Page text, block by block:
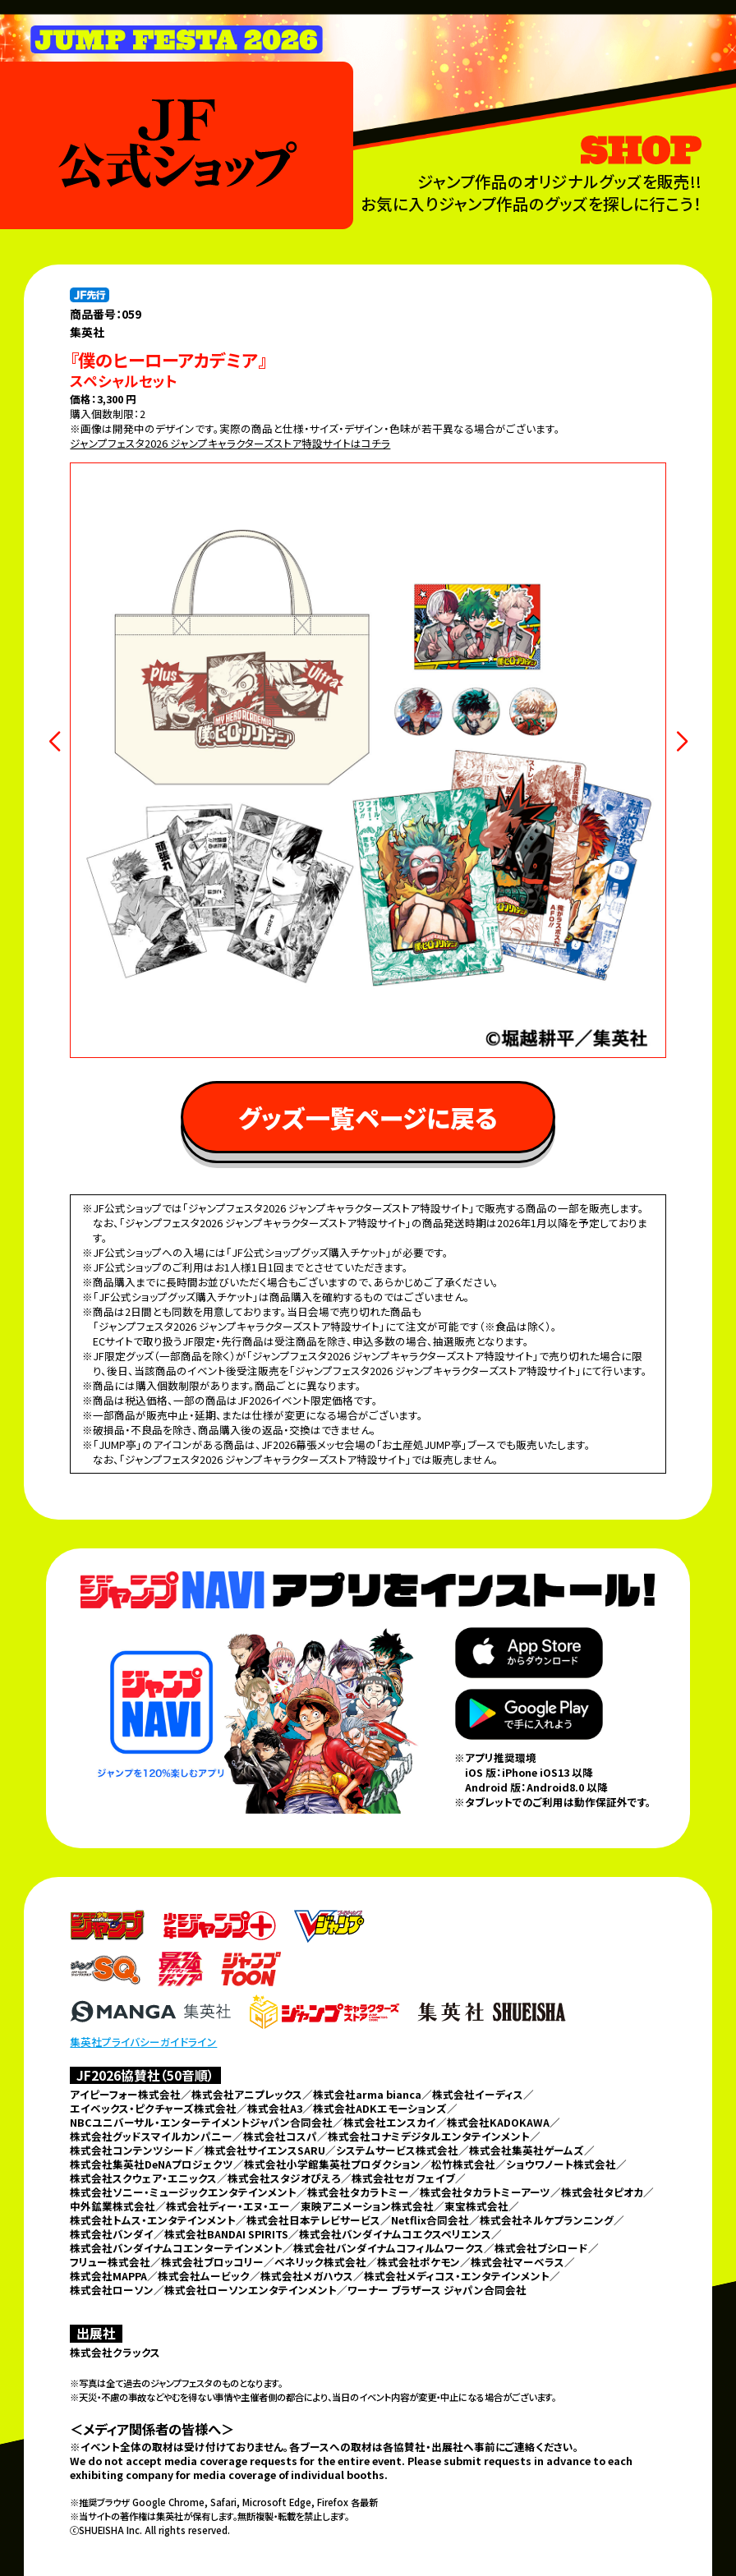
ジャンプ作品のオリジナルグッズを販売!!
お気に入りジャンプ作品のグッズを探しに行こう！
商品番号：059
集英社
『僕のヒーローアカデミア』
スペシャルセット
価格：3,300 円
購入個数制限：2
※画像は開発中のデザインです。実際の商品と仕様・サイズ・デザイン・色味が若干異なる場合がございます。
ジャンプフェスタ2026 ジャンプキャラクターズストア特設サイトはコチラ
グッズ一覧ページに戻る
※JF公式ショップでは「ジャンプフェスタ2026 ジャンプキャラクターズストア特設サイト」で販売する商品の一部を販売します。
なお、「ジャンプフェスタ2026 ジャンプキャラクターズストア特設サイト」の商品発送時期は2026年1月以降を予定しておりま
す。
※JF公式ショップへの入場には「JF公式ショップグッズ購入チケット」が必要です。
※JF公式ショップのご利用はお1人様1日1回までとさせていただきます。
※商品購入までに長時間お並びいただく場合もございますので、あらかじめご了承ください。
※「JF公式ショップグッズ購入チケット」は商品購入を確約するものではございません。
※商品は2日間とも同数を用意しております。当日会場で売り切れた商品も
「ジャンプフェスタ2026 ジャンプキャラクターズストア特設サイト」にて注文が可能です（※食品は除く）。
ECサイトで取り扱うJF限定・先行商品は受注商品を除き、申込多数の場合、抽選販売となります。
※JF限定グッズ（一部商品を除く）が「ジャンプフェスタ2026 ジャンプキャラクターズストア特設サイト」で売り切れた場合に限
り、後日、当該商品のイベント後受注販売を「ジャンプフェスタ2026 ジャンプキャラクターズストア特設サイト」にて行います。
※商品には購入個数制限があります。商品ごとに異なります。
※商品は税込価格、一部の商品はJF2026イベント限定価格です。
※一部商品が販売中止・延期、または仕様が変更になる場合がございます。
※破損品・不良品を除き、商品購入後の返品・交換はできません。
※「JUMP亭」のアイコンがある商品は、JF2026幕張メッセ会場の「お土産処JUMP亭」ブースでも販売いたします。
なお、「ジャンプフェスタ2026 ジャンプキャラクターズストア特設サイト」では販売しません。
※アプリ推奨環境
iOS 版：iPhone iOS13 以降
Android 版：Android8.0 以降
※タブレットでのご利用は動作保証外です。
集英社プライバシーガイドライン
JF2026協賛社（50音順）
アイピーフォー株式会社／株式会社アニプレックス／株式会社arma bianca／株式会社イーディス／
エイベックス・ピクチャーズ株式会社／株式会社A3／株式会社ADKエモーションズ／
NBCユニバーサル・エンターテイメントジャパン合同会社／株式会社エンスカイ／株式会社KADOKAWA／
株式会社グッドスマイルカンパニー／株式会社コスパ／株式会社コナミデジタルエンタテインメント／
株式会社コンテンツシード／株式会社サイエンスSARU／システムサービス株式会社／株式会社集英社ゲームズ／
株式会社集英社DeNAプロジェクツ／株式会社小学館集英社プロダクション／松竹株式会社／ショウワノート株式会社／
株式会社スクウェア・エニックス／株式会社スタジオぴえろ／株式会社セガ フェイブ／
株式会社ソニー・ミュージックエンタテインメント／株式会社タカラトミー／株式会社タカラトミーアーツ／株式会社タピオカ／
中外鉱業株式会社／株式会社ディー・エヌ・エー／東映アニメーション株式会社／東宝株式会社／
株式会社トムス・エンタテインメント／株式会社日本テレビサービス／Netflix合同会社／株式会社ネルケプランニング／
株式会社バンダイ／株式会社BANDAI SPIRITS／株式会社バンダイナムコエクスペリエンス／
株式会社バンダイナムコエンターテインメント／株式会社バンダイナムコフィルムワークス／株式会社ブシロード／
フリュー株式会社／株式会社ブロッコリー／ベネリック株式会社／株式会社ポケモン／株式会社マーベラス／
株式会社MAPPA／株式会社ムービック／株式会社メガハウス／株式会社メディコス・エンタテインメント／
株式会社ローソン／株式会社ローソンエンタテインメント／ワーナー ブラザース ジャパン合同会社
出展社
株式会社クラックス
※写真は全て過去のジャンプフェスタのものとなります。
※天災・不慮の事故などやむを得ない事情や主催者側の都合により、当日のイベント内容が変更・中止になる場合がございます。
＜メディア関係者の皆様へ＞
※イベント全体の取材は受け付けておりません。各ブースへの取材は各協賛社・出展社へ事前にご連絡ください。
We do not accept media coverage requests for the entire event. Please submit requests in advance to each
exhibiting company for media coverage of individual booths.
※推奨ブラウザ Google Chrome, Safari, Microsoft Edge, Firefox 各最新
※当サイトの著作権は集英社が保有します。無断複製・転載を禁止します。
ⓒSHUEISHA Inc. All rights reserved.